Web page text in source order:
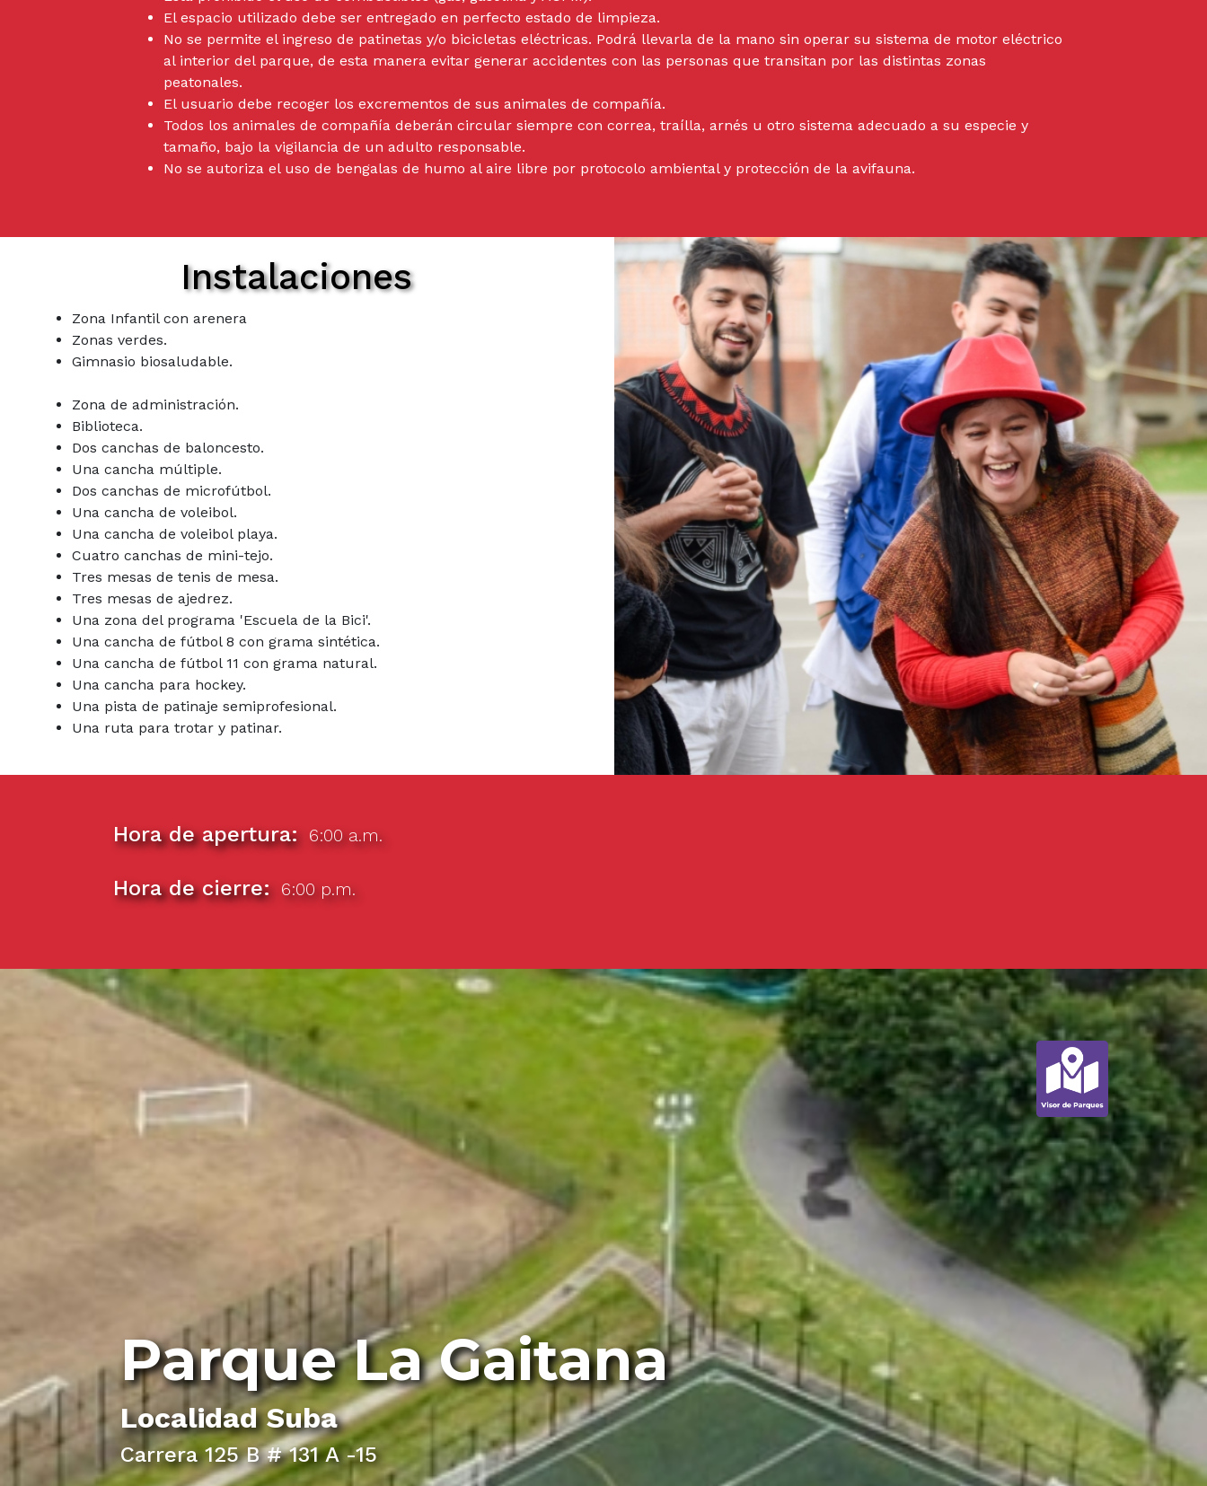
El espacio utilizado debe ser entregado en perfecto estado de limpieza.
No se permite el ingreso de patinetas y/o bicicletas eléctricas. Podrá llevarla de la mano sin operar su sistema de motor eléctrico
al interior del parque, de esta manera evitar generar accidentes con las personas que transitan por las distintas zonas
peatonales.
El usuario debe recoger los excrementos de sus animales de compañía.
Todos los animales de compañía deberán circular siempre con correa, traílla, arnés u otro sistema adecuado a su especie y
tamaño, bajo la vigilancia de un adulto responsable.
No se autoriza el uso de bengalas de humo al aire libre por protocolo ambiental y protección de la avifauna.
Instalaciones
Zona Infantil con arenera
Zonas verdes.
Gimnasio biosaludable.
Zona de administración.
Biblioteca.
Dos canchas de baloncesto.
Una cancha múltiple.
Dos canchas de microfútbol.
Una cancha de voleibol.
Una cancha de voleibol playa.
Cuatro canchas de mini-tejo.
Tres mesas de tenis de mesa.
Tres mesas de ajedrez.
Una zona del programa 'Escuela de la Bici'.
Una cancha de fútbol 8 con grama sintética.
Una cancha de fútbol 11 con grama natural.
Una cancha para hockey.
Una pista de patinaje semiprofesional.
Una ruta para trotar y patinar.
Hora de apertura 6:00 a.m.
Hora de cierre 6:00 p.m.
Parque La Gaitana
Localidad Suba
Carrera 125 B # 131 A -15